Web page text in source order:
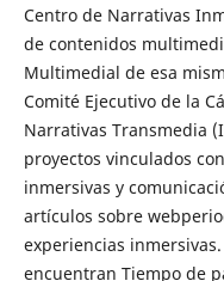
Centro de Narrativas
de contenidos
Multimedial de esa
Comité Ejecutivo de la
Narrativas Transmedia
proyectos vinculados
inmersivas y
artículos sobre
experiencias
encuentran Tiempo de